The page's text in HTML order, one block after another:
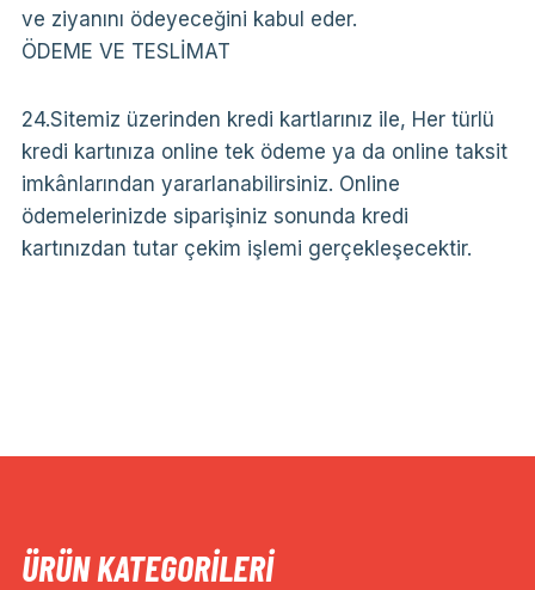
ve ziyanını ödeyeceğini kabul eder.
ÖDEME VE TESLİMAT
24.Sitemiz üzerinden kredi kartlarınız ile, Her türlü
kredi kartınıza online tek ödeme ya da online taksit
imkânlarından yararlanabilirsiniz. Online
ödemelerinizde siparişiniz sonunda kredi
kartınızdan tutar çekim işlemi gerçekleşecektir.
ÜRÜN KATEGORILERI